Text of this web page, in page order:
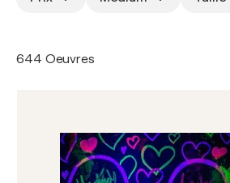
644 Oeuvres